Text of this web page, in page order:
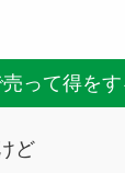
って得を
ど